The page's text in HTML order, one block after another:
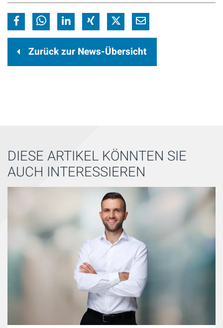
Zurück zur News-Übersicht
DIESE ARTIKEL KÖNNTEN SIE
AUCH INTERESSIEREN